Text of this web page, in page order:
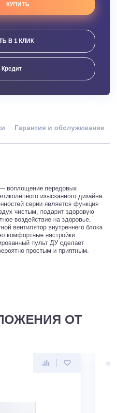
КУПИТЬ
В 1 КЛИК
Гарантия и обслуживание
воплощение передовых
изысканного дизайна.
серии является функция
чистым, подарит здоровую
воздействие на здоровье.
вентилятор внутреннего блока
комфортные настройки
пульт ДУ сделает
простым и приятным.
ОТ